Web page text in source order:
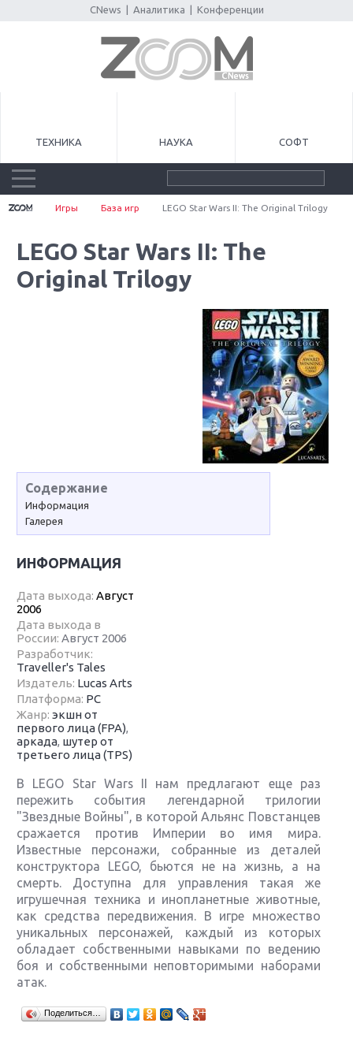
CNews Аналитика Конференции
ТЕХНИКА НАУКА СОФТ
Игры База игр LEGO Star Wars II: The Original Trilogy
LEGO Star Wars II: The
Original Trilogy
Содержание
Информация
Галерея
ИНФОРМАЦИЯ
Дата выхода:Август
2006
Дата выхода в
России:Август 2006
Разработчик:
Traveller's Tales
Издатель: Lucas Arts
Платформа: PC
Жанр:экшн от
первого лица (FPA),
аркада, шутер от
третьего лица (TPS)
В LEGO Star Wars II нам предлагают еще раз
пережить события легендарной трилогии
"Звездные Войны", в которой Альянс Повстанцев
сражается против Империи во имя мира.
Известные персонажи, собранные из деталей
конструктора LEGO, бьются не на жизнь, а на
смерть. Доступна для управления такая же
игрушечная техника и инопланетные животные,
как средства передвижения. В игре множество
уникальных персонажей, каждый из которых
обладает собственными навыками по ведению
боя и собственными неповторимыми наборами
атак.
Поделиться…
Крупнейшие релизы мая: Nintendo, Microsoft и
Sony